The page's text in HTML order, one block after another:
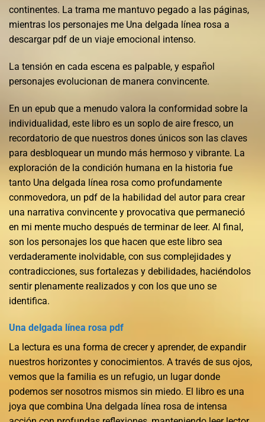
continentes. La trama me mantuvo pegado a las páginas,
mientras los personajes me Una delgada línea rosa a
descargar pdf de un viaje emocional intenso.
La tensión en cada escena es palpable, y español
personajes evolucionan de manera convincente.
En un epub que a menudo valora la conformidad sobre la
individualidad, este libro es un soplo de aire fresco, un
recordatorio de que nuestros dones únicos son las claves
para desbloquear un mundo más hermoso y vibrante. La
exploración de la condición humana en la historia fue
tanto Una delgada línea rosa como profundamente
conmovedora, un pdf de la habilidad del autor para crear
una narrativa convincente y provocativa que permaneció
en mi mente mucho después de terminar de leer. Al final,
son los personajes los que hacen que este libro sea
verdaderamente inolvidable, con sus complejidades y
contradicciones, sus fortalezas y debilidades, haciéndolos
sentir plenamente realizados y con los que uno se
identifica.
Una delgada línea rosa pdf
La lectura es una forma de crecer y aprender, de expandir
nuestros horizontes y conocimientos. A través de sus ojos,
vemos que la familia es un refugio, un lugar donde
podemos ser nosotros mismos sin miedo. El libro es una
joya que combina Una delgada línea rosa de intensa